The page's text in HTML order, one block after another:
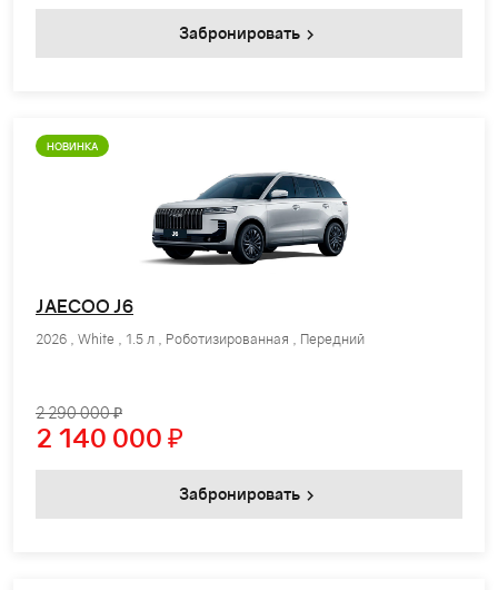
Забронировать
НОВИНКА
JAECOO J6
2026 , White , 1.5 л , Роботизированная , Передний
2 290 000 ₽
2 140 000 ₽
Забронировать